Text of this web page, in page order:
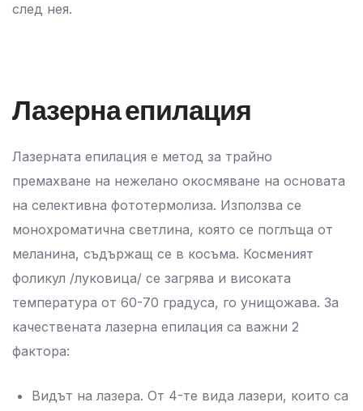
след нея.
Лазерна епилация
Лазерната епилация е метод за трайно
премахване на нежелано окосмяване на основата
на селективна фототермолиза. Използва се
монохроматична светлина, която се поглъща от
меланина, съдържащ се в косъма. Косменият
фоликул /луковица/ се загрява и високата
температура от 60-70 градуса, го унищожава. За
качествената лазерна епилация са важни 2
фактора:
Видът на лазера. От 4-те вида лазери, които са